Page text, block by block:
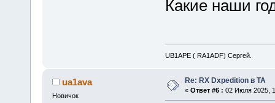
Какие наши
UB1APE ( RA1ADF) Сергей.
ua1ava
Новичок
Re: RX Dxpedition в TA
« Ответ #6 : 02 Июля 2025,